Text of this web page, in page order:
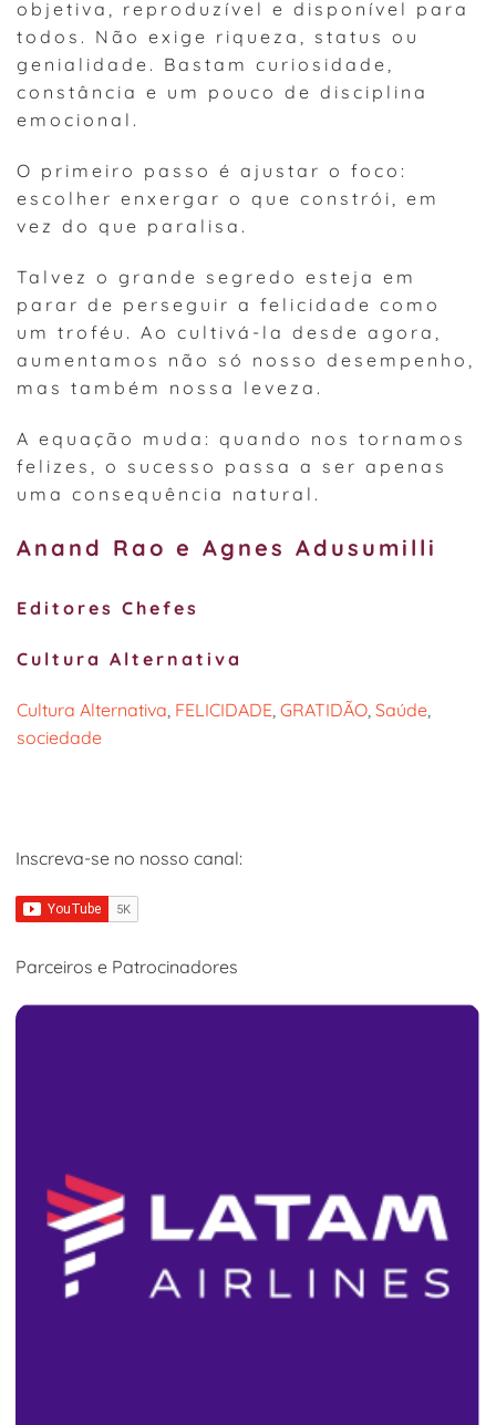
objetiva, reproduzível e disponível para
todos. Não exige riqueza, status ou
genialidade. Bastam curiosidade,
constância e um pouco de disciplina
emocional.
O primeiro passo é ajustar o foco:
escolher enxergar o que constrói, em
vez do que paralisa.
Talvez o grande segredo esteja em
parar de perseguir a felicidade como
um troféu. Ao cultivá-la desde agora,
aumentamos não só nosso desempenho,
mas também nossa leveza.
A equação muda: quando nos tornamos
felizes, o sucesso passa a ser apenas
uma consequência natural.
Anand Rao e Agnes Adusumilli
Editores Chefes
Cultura Alternativa
Cultura Alternativa FELICIDADE GRATIDÃO Saúde
sociedade
Inscreva-se no nosso canal:
Parceiros e Patrocinadores